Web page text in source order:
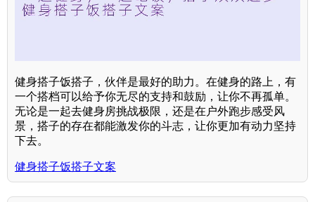
健身搭子饭搭子，伙伴是最好的助力。在健身的路上，有
一个搭档可以给予你无尽的支持和鼓励，让你不再孤单。
无论是一起去健身房挑战极限，还是在户外跑步感受风
景，搭子的存在都能激发你的斗志，让你更加有动力坚持
下去。
健身搭子饭搭子文案